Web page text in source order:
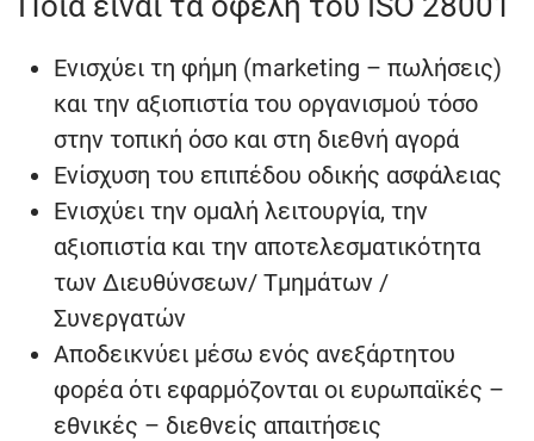
Ενισχύει τη φήμη (marketing – πωλήσεις)
και την αξιοπιστία του οργανισμού τόσο
στην τοπική όσο και στη διεθνή αγορά
Ενίσχυση του επιπέδου οδικής ασφάλειας
Ενισχύει την ομαλή λειτουργία, την
αξιοπιστία και την αποτελεσματικότητα
των Διευθύνσεων/ Τμημάτων /
Συνεργατών
Αποδεικνύει μέσω ενός ανεξάρτητου
φορέα ότι εφαρμόζονται οι ευρωπαϊκές –
εθνικές – διεθνείς απαιτήσεις